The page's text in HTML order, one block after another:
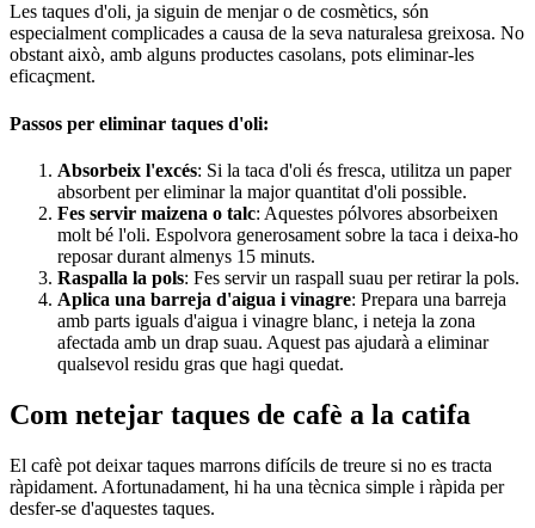
Les taques d'oli, ja siguin de menjar o de cosmètics, són
especialment complicades a causa de la seva naturalesa greixosa. No
obstant això, amb alguns productes casolans, pots eliminar-les
eficaçment.
Passos per eliminar taques d'oli:
Absorbeix l'excés: Si la taca d'oli és fresca, utilitza un paper
absorbent per eliminar la major quantitat d'oli possible.
Fes servir maizena o talc: Aquestes pólvores absorbeixen
molt bé l'oli. Espolvora generosament sobre la taca i deixa-ho
reposar durant almenys 15 minuts.
Raspalla la pols: Fes servir un raspall suau per retirar la pols.
Aplica una barreja d'aigua i vinagre: Prepara una barreja
amb parts iguals d'aigua i vinagre blanc, i neteja la zona
afectada amb un drap suau. Aquest pas ajudarà a eliminar
qualsevol residu gras que hagi quedat.
Com netejar taques de cafè a la catifa
El cafè pot deixar taques marrons difícils de treure si no es tracta
ràpidament. Afortunadament, hi ha una tècnica simple i ràpida per
desfer-se d'aquestes taques.